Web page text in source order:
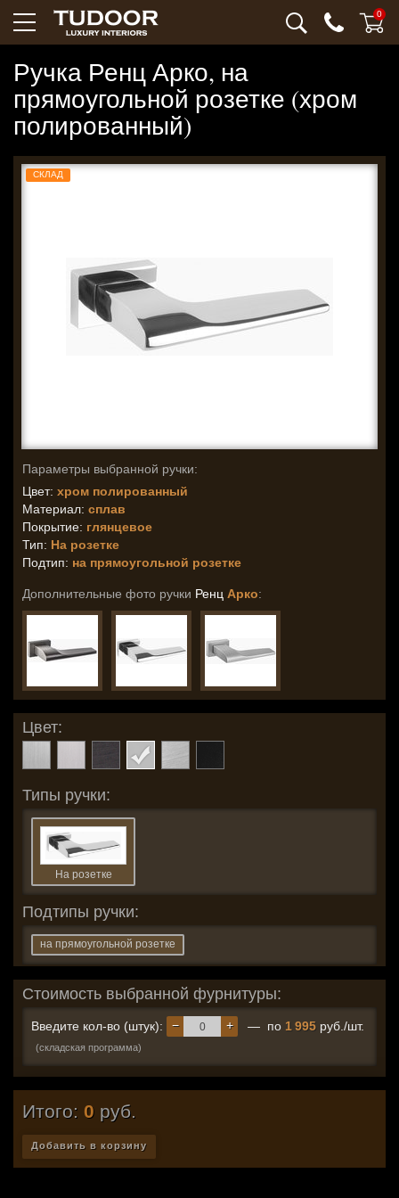
0
Ручка Ренц Арко, на
прямоугольной розетке (хром
полированный)
СКЛАД
Параметры выбранной ручки:
Цвет: хром полированный
Материал: сплав
Покрытие: глянцевое
Тип: На розетке
Подтип: на прямоугольной розетке
Дополнительные фото ручки Ренц Арко:
Цвет:
Типы ручки:
На розетке
Подтипы ручки:
на прямоугольной розетке
Стоимость выбранной фурнитуры:
Введите кол-во (штук): +
− — по 1 995 руб./шт.
(складская программа)
Итого: 0 руб.
Добавить в корзину